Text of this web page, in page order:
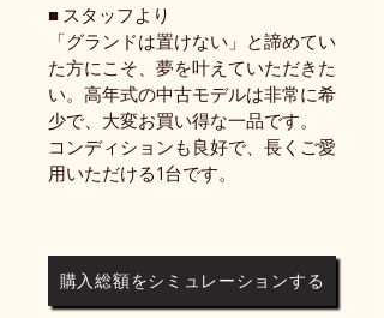
■ スタッフより
「グランドは置けない」と諦めてい
た方にこそ、夢を叶えていただきた
い。高年式の中古モデルは非常に希
少で、大変お買い得な一品です。
コンディションも良好で、長くご愛
用いただける1台です。
購入総額をシミュレーションする